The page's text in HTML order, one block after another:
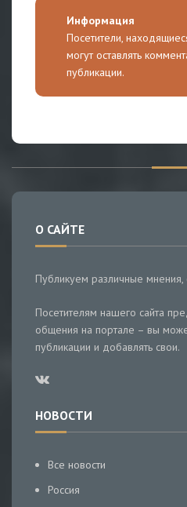
Информация
Посетители,
могут оставлять
публикации.
О САЙТЕ
Публикуем различные мнения,
Посетителям нашего сайта
общения на портале – вы
публикации и добавлять свои.
НОВОСТИ
Все новости
Россия